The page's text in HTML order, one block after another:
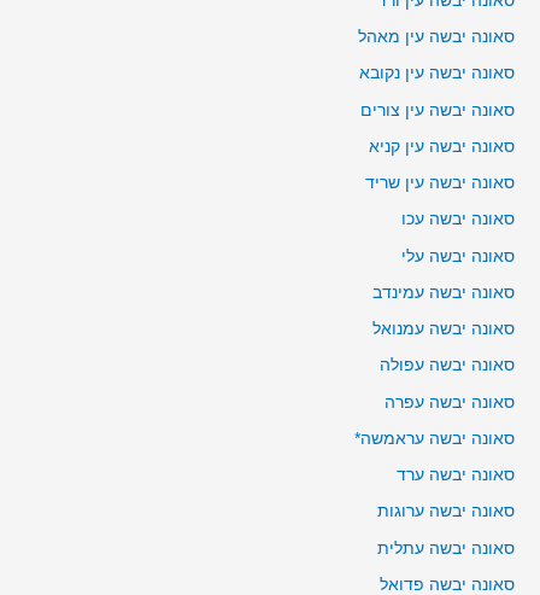
סאונה יבשה עין מאהל
סאונה יבשה עין נקובא
סאונה יבשה עין צורים
סאונה יבשה עין קניא
סאונה יבשה עין שריד
סאונה יבשה עכו
סאונה יבשה עלי
סאונה יבשה עמינדב
סאונה יבשה עמנואל
סאונה יבשה עפולה
סאונה יבשה עפרה
סאונה יבשה עראמשה*
סאונה יבשה ערד
סאונה יבשה ערוגות
סאונה יבשה עתלית
סאונה יבשה פדואל